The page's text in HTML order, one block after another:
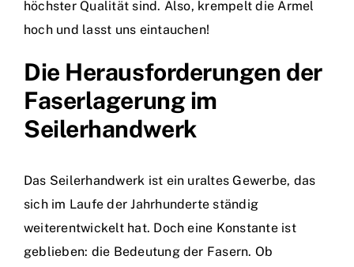
höchster Qualität sind. Also, krempelt die Ärmel
hoch und lasst uns eintauchen!
Die Herausforderungen der
Faserlagerung im
Seilerhandwerk
Das Seilerhandwerk ist ein uraltes Gewerbe, das
sich im Laufe der Jahrhunderte ständig
weiterentwickelt hat. Doch eine Konstante ist
geblieben: die Bedeutung der Fasern. Ob